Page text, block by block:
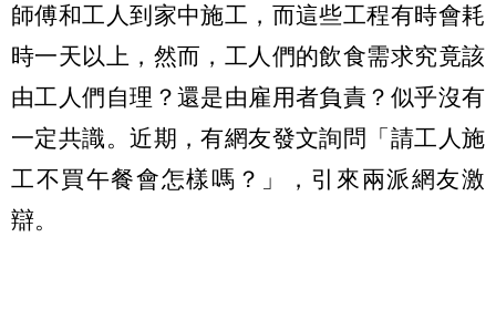
師傅和工人到家中施工，而這些工程有時會耗
時一天以上，然而，工人們的飲食需求究竟該
由工人們自理？還是由雇用者負責？似乎沒有
一定共識。近期，有網友發文詢問「請工人施
工不買午餐會怎樣嗎？」，引來兩派網友激
辯。